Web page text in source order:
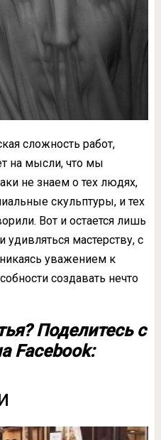
сложность работ,
на мысли, что мы
не знаем о тех людях,
скульптуры, и тех
Вот и остается лишь
удивляться мастерству, с
уважением к
создавать нечто
Поделитесь с
Facebook: